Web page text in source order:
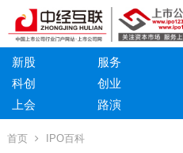
新股 服务
科创
创业
上会
路演
首页 IPO百科